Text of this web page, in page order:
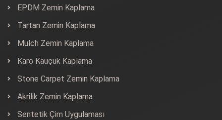
EPDM Zemin Kaplama
Tartan Zemin Kaplama
Mulch Zemin Kaplama
Karo Kauçuk Kaplama
Stone Carpet Zemin Kaplama
Akrilik Zemin Kaplama
Sentetik Çim Uygulaması